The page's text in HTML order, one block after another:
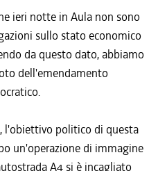
ieri notte in Aula non sono
sullo stato economico
da questo dato, abbiamo
dell'emendamento
l'obiettivo politico di questa
un'operazione di immagine
A4 si è incagliato